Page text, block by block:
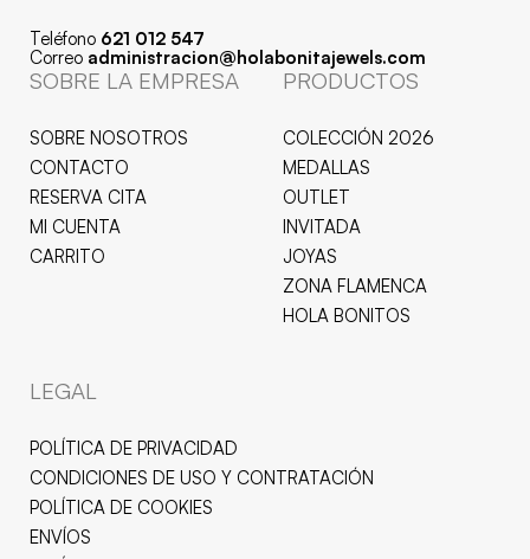
Teléfono 621 012 547
Correo administracion@holabonitajewels.com
SOBRE LA EMPRESA
SOBRE NOSOTROS
CONTACTO
RESERVA CITA
MI CUENTA
CARRITO
PRODUCTOS
COLECCIÓN 2026
MEDALLAS
OUTLET
INVITADA
JOYAS
ZONA FLAMENCA
HOLA BONITOS
LEGAL
POLÍTICA DE PRIVACIDAD
CONDICIONES DE USO Y CONTRATACIÓN
POLÍTICA DE COOKIES
ENVÍOS